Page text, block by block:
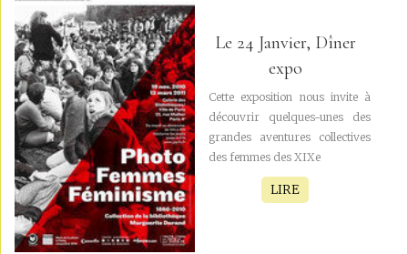
Le 24 Janvier, Dîner
expo
Cette exposition nous invite à
découvrir quelques-unes des
grandes aventures collectives
des femmes des XIXe
LIRE